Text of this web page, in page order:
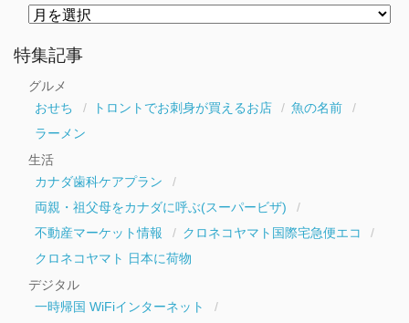
ー
カ
特集記事
グルメ
おせち
トロントでお刺身が買えるお店
魚の名前
ラーメン
生活
カナダ歯科ケアプラン
両親・祖父母をカナダに呼ぶ(スーパービザ)
不動産マーケット情報
クロネコヤマト国際宅急便エコ
クロネコヤマト 日本に荷物
デジタル
一時帰国 WiFiインターネット